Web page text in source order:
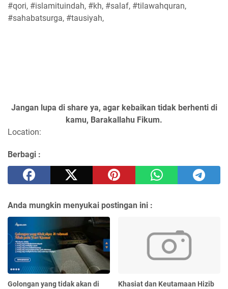
#qori, #islamituindah, #kh, #salaf, #tilawahquran,
#sahabatsurga, #tausiyah,
Jangan lupa di share ya, agar kebaikan tidak berhenti di
kamu, Barakallahu Fikum.
Location:
Berbagi :
Anda mungkin menyukai postingan ini :
Golongan yang tidak akan di
Khasiat dan Keutamaan Hizib